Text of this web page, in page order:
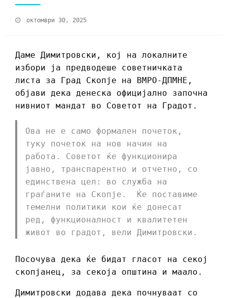
октомври 30, 2025
Даме Димитровски, кој на локалните
избори ја предводеше советничката
листа за Град Скопје на ВМРО-ДПМНЕ,
објави дека денеска официјално започна
нивниот мандат во Советот на Градот.
Ова не е само формален почеток,
туку почеток на нов начин на
работа. Советот ќе функционира
јавно, транспарентно и отчетно, со
единствена цел: во служба на
граѓаните на Скопје. ️ Ќе поставиме
темелни политики кои ќе донесат
ред, функционалност и квалитетен
живот во градот, вели Димитровски.
Посочува дека ќе бидат гласот на секој
скопјанец, за секоја општина и маало.
Димитровски додава дека почнуваат со